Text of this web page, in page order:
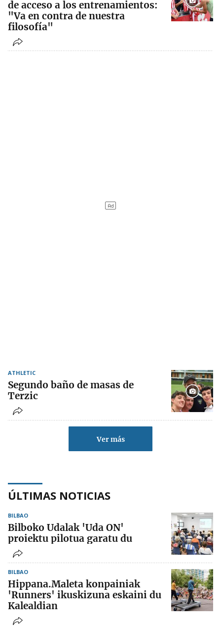
de acceso a los entrenamientos:
"Va en contra de nuestra
filosofía"
ATHLETIC
Segundo baño de masas de
Terzic
Ver más
ÚLTIMAS NOTICIAS
BILBAO
Bilboko Udalak 'Uda ON'
proiektu pilotua garatu du
BILBAO
Hippana.Maleta konpainiak
'Runners' ikuskizuna eskaini du
Kalealdian